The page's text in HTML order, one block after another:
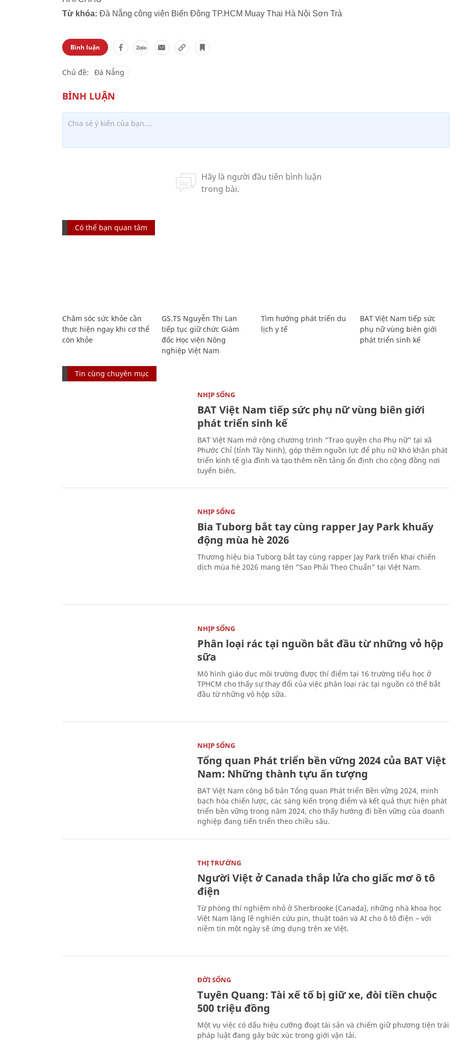
Từ khóa: Đà Nẵng công viên Biển Đông TP.HCM Muay Thai Hà Nội Sơn Trà
Bình luận
Chủ đề: Đà Nẵng
Có thể bạn quan tâm
Chăm sóc sức khỏe cần
thực hiện ngay khi cơ thể
còn khỏe
GS.TS Nguyễn Thị Lan
tiếp tục giữ chức Giám
đốc Học viện Nông
nghiệp Việt Nam
Tìm hướng phát triển du
lịch y tế
BAT Việt Nam tiếp sức
phụ nữ vùng biên giới
phát triển sinh kế
Tin cùng chuyên mục
NHỊP SỐNG
BAT Việt Nam tiếp sức phụ nữ vùng biên giới
phát triển sinh kế
BAT Việt Nam mở rộng chương trình “Trao quyền cho Phụ nữ” tại xã
Phước Chỉ (tỉnh Tây Ninh), góp thêm nguồn lực để phụ nữ khó khăn phát
triển kinh tế gia đình và tạo thêm nền tảng ổn định cho cộng đồng nơi
tuyến biên.
NHỊP SỐNG
Bia Tuborg bắt tay cùng rapper Jay Park khuấy
động mùa hè 2026
Thương hiệu bia Tuborg bắt tay cùng rapper Jay Park triển khai chiến
dịch mùa hè 2026 mang tên "Sao Phải Theo Chuẩn” tại Việt Nam.
NHỊP SỐNG
Phân loại rác tại nguồn bắt đầu từ những vỏ hộp
sữa
Mô hình giáo dục môi trường được thí điểm tại 16 trường tiểu học ở
TPHCM cho thấy sự thay đổi của việc phân loại rác tại nguồn có thể bắt
đầu từ những vỏ hộp sữa.
NHỊP SỐNG
Tổng quan Phát triển bền vững 2024 của BAT Việt
Nam: Những thành tựu ấn tượng
BAT Việt Nam công bố bản Tổng quan Phát triển Bền vững 2024, minh
bạch hóa chiến lược, các sáng kiến trọng điểm và kết quả thực hiện phát
triển bền vững trong năm 2024, cho thấy hướng đi bền vững của doanh
nghiệp đang tiến triển theo chiều sâu.
THỊ TRƯỜNG
Người Việt ở Canada thắp lửa cho giấc mơ ô tô
điện
Từ phòng thí nghiệm nhỏ ở Sherbrooke (Canada), những nhà khoa học
Việt Nam lặng lẽ nghiên cứu pin, thuật toán và AI cho ô tô điện – với
niềm tin một ngày sẽ ứng dụng trên xe Việt.
ĐỜI SỐNG
Tuyên Quang: Tài xế tố bị giữ xe, đòi tiền chuộc
500 triệu đồng
Một vụ việc có dấu hiệu cưỡng đoạt tài sản và chiếm giữ phương tiện trái
pháp luật đang gây bức xúc trong giới vận tải.